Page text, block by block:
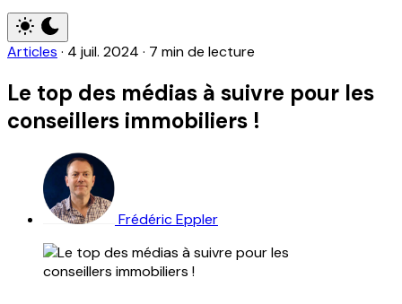
Articles · 4 juil. 2024 · 7 min de lecture
Le top des médias à suivre pour les
conseillers immobiliers !
Frédéric Eppler